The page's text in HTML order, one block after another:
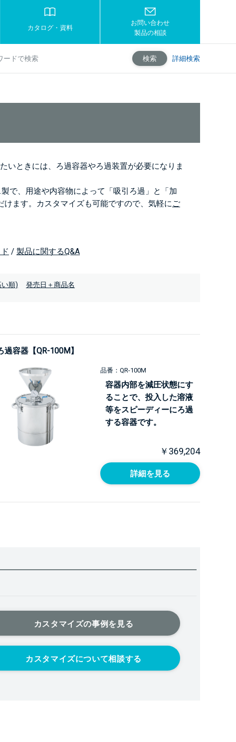
カタログ・資料
お問い合わせ
製品の相談
検索 詳細検索
いときには、ろ過容器やろ過装置が必要になりま
で、用途や内容物によって「吸引ろ過」と「加
ます。カスタマイズも可能ですので、気軽にご
/ 製品に関するQ&A
順) 発売日＋商品名
過容器【QR-100M】
品番：QR-100M
容器内部を減圧状態にす
ることで、投入した溶液
等をスピーディーにろ過
する容器です。
￥369,204
詳細を見る
カスタマイズの事例を見る
カスタマイズについて相談する